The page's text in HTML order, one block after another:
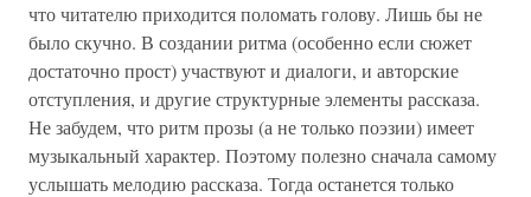
что читателю приходится поломать голову. Лишь бы не
было скучно. В создании ритма (особенно если сюжет
достаточно прост) участвуют и диалоги, и авторские
отступления, и другие структурные элементы рассказа.
Не забудем, что ритм прозы (а не только поэзии) имеет
музыкальный характер. Поэтому полезно сначала самому
услышать мелодию рассказа. Тогда останется только